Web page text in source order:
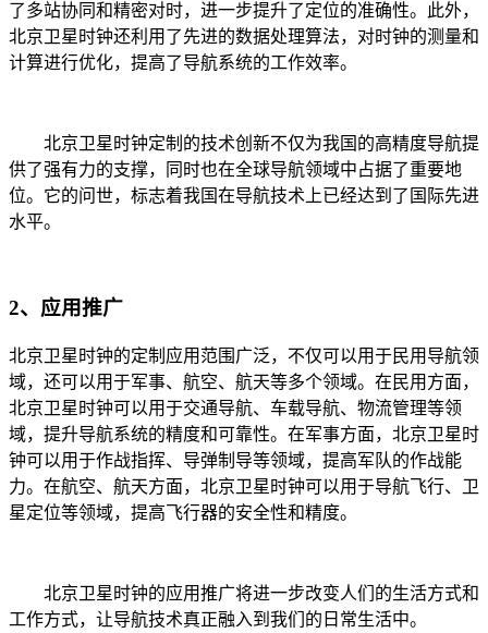
了多站协同和精密对时，进一步提升了定位的准确性。此外，
北京卫星时钟还利用了先进的数据处理算法，对时钟的测量和
计算进行优化，提高了导航系统的工作效率。
北京卫星时钟定制的技术创新不仅为我国的高精度导航提
供了强有力的支撑，同时也在全球导航领域中占据了重要地
位。它的问世，标志着我国在导航技术上已经达到了国际先进
水平。
2、应用推广
北京卫星时钟的定制应用范围广泛，不仅可以用于民用导航领
域，还可以用于军事、航空、航天等多个领域。在民用方面，
北京卫星时钟可以用于交通导航、车载导航、物流管理等领
域，提升导航系统的精度和可靠性。在军事方面，北京卫星时
钟可以用于作战指挥、导弹制导等领域，提高军队的作战能
力。在航空、航天方面，北京卫星时钟可以用于导航飞行、卫
星定位等领域，提高飞行器的安全性和精度。
北京卫星时钟的应用推广将进一步改变人们的生活方式和
工作方式，让导航技术真正融入到我们的日常生活中。